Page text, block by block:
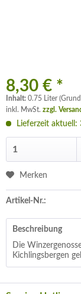
8,30 € *
Inhalt: 0.75 Liter
inkl. MwSt. zzgl.
Lieferzeit
Merken
Artikel-Nr.:
Beschreibung
Die
Kichlingsbergen